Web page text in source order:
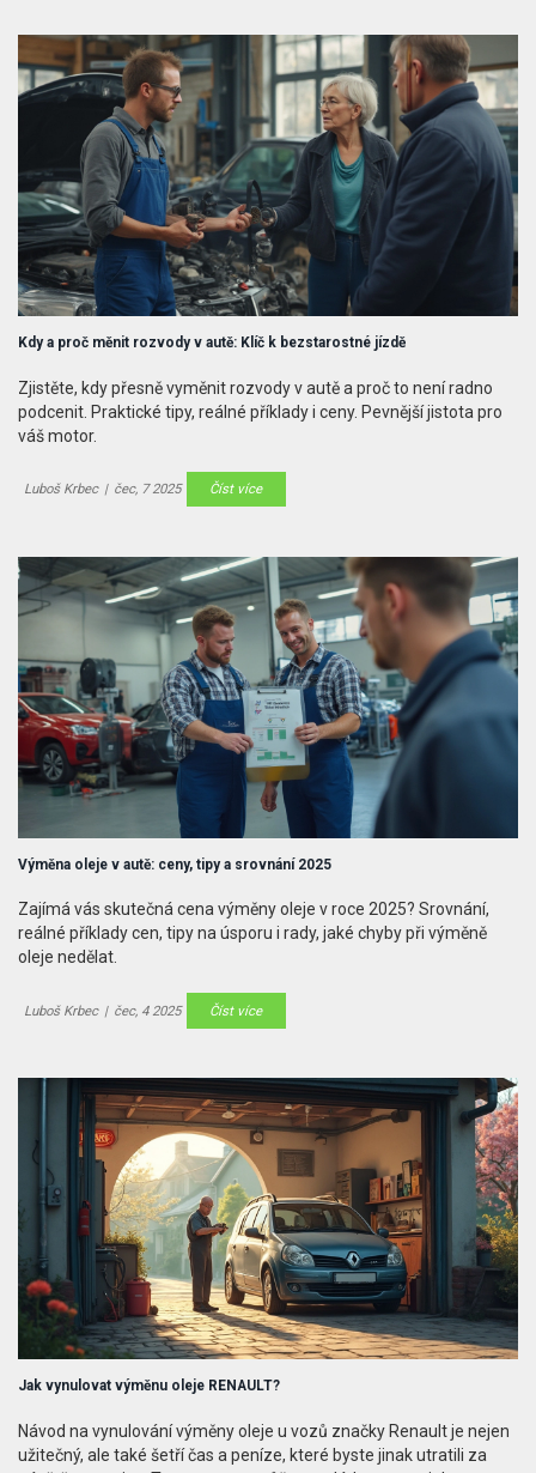
Kdy a proč měnit rozvody v autě: Klíč k bezstarostné jízdě
Zjistěte, kdy přesně vyměnit rozvody v autě a proč to není radno
podcenit. Praktické tipy, reálné příklady i ceny. Pevnější jistota pro
váš motor.
Luboš Krbec | čec, 7 2025 Číst více
Výměna oleje v autě: ceny, tipy a srovnání 2025
Zajímá vás skutečná cena výměny oleje v roce 2025? Srovnání,
reálné příklady cen, tipy na úsporu i rady, jaké chyby při výměně
oleje nedělat.
Luboš Krbec | čec, 4 2025 Číst více
Jak vynulovat výměnu oleje RENAULT?
Návod na vynulování výměny oleje u vozů značky Renault je nejen
užitečný, ale také šetří čas a peníze, které byste jinak utratili za